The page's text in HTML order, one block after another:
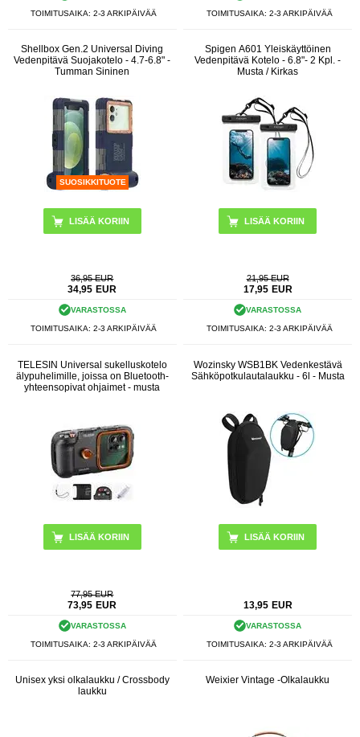
TOIMITUSAIKA: 2-3 ARKIPÄIVÄÄ TOIMITUSAIKA: 2-3 ARKIPÄIVÄÄ
Shellbox Gen.2 Universal Diving
Vedenpitävä Suojakotelo - 4.7-6.8" -
Tumman Sininen
SUOSIKKITUOTE
36,95 EUR
34,95 EUR
VARASTOSSA
TOIMITUSAIKA: 2-3 ARKIPÄIVÄÄ
Spigen A601 Yleiskäyttöinen
Vedenpitävä Kotelo - 6.8"- 2 Kpl. -
Musta / Kirkas
21,95 EUR
17,95 EUR
VARASTOSSA
TOIMITUSAIKA: 2-3 ARKIPÄIVÄÄ
TELESIN Universal sukelluskotelo
älypuhelimille, joissa on Bluetooth-
yhteensopivat ohjaimet - musta
77,95 EUR
73,95 EUR
VARASTOSSA
TOIMITUSAIKA: 2-3 ARKIPÄIVÄÄ
Wozinsky WSB1BK Vedenkestävä
Sähköpotkulautalaukku - 6l - Musta
13,95 EUR
VARASTOSSA
TOIMITUSAIKA: 2-3 ARKIPÄIVÄÄ
Unisex yksi olkalaukku / Crossbody
laukku
Weixier Vintage -Olkalaukku